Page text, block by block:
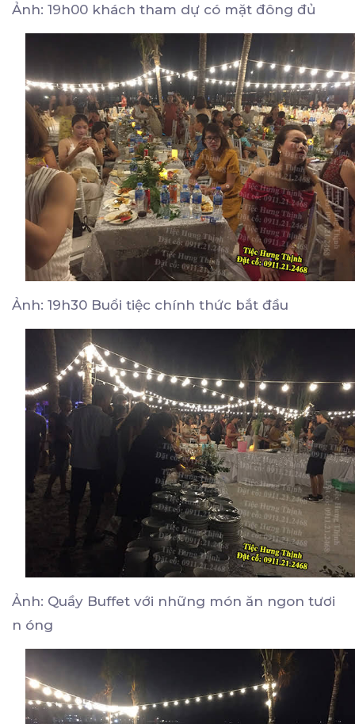
Ảnh: 19h00 khách tham dự có mặt đông đủ
Ảnh: 19h30 Buổi tiệc chính thức bắt đầu
Ảnh: Quầy Buffet với những món ăn ngon tươi
n óng